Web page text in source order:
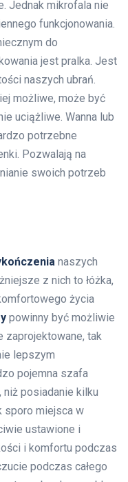
Jednak mikrofala nie
funkcjonowania.
do
jest pralka. Jest
naszych ubrań.
możliwe, może być
uciążliwe. Wanna lub
potrzebne
Pozwalają na
swoich potrzeb
naszych
z nich to łóżka,
życia
powinny być możliwie
zaprojektowane, tak
lepszym
pojemna szafa
niż posiadanie kilku
sporo miejsca w
ustawione i
i komfortu podczas
podczas całego